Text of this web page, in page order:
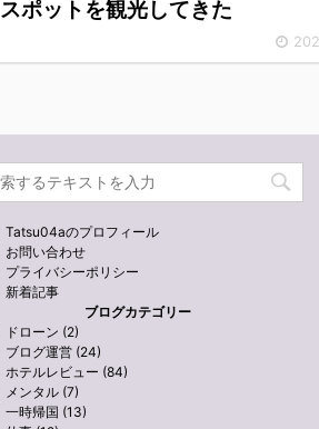
スポットを観光してきた
Tatsu04aのプロフィール
お問い合わせ
プライバシーポリシー
新着記事
ブログカテゴリー
ドローン (2)
ブログ運営 (24)
ホテルレビュー (84)
メンタル (7)
一時帰国 (13)